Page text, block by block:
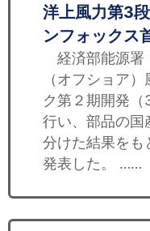
洋上風力第3
ンフォックス
経済部能源署
（オフショア
ク第２期開発
行い、部品の国
分けた結果をも
発表した。 ……